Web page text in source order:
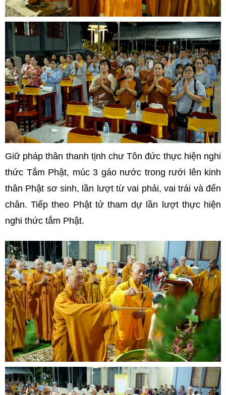
Giữ pháp thân thanh tịnh chư Tôn đức thực hiện nghi
thức Tắm Phật, múc 3 gáo nước trong rưới lên kinh
thân Phật sơ sinh, lần lượt từ vai phải, vai trái và đến
chân. Tiếp theo Phật tử tham dự lần lượt thực hiện
nghi thức tắm Phật.